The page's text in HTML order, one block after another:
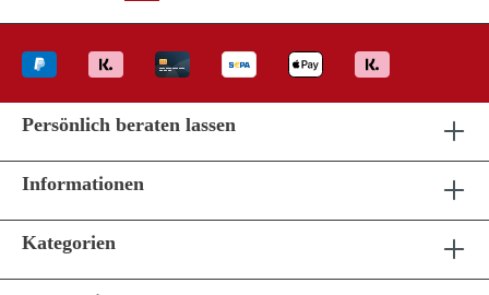
Persönlich beraten lassen
Informationen
Kategorien